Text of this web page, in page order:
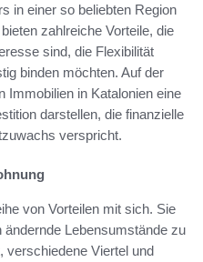
in einer so beliebten Region
zahlreiche Vorteile, die
sind, die Flexibilität
binden möchten. Auf der
Immobilien in Katalonien eine
darstellen, die finanzielle
verspricht.
von Vorteilen mit sich. Sie
Lebensumstände zu
verschiedene Viertel und